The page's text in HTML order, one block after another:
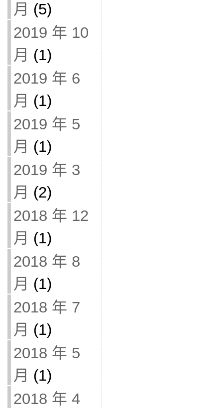
月 (5)
2019 年 10
月 (1)
2019 年 6
月 (1)
2019 年 5
月 (1)
2019 年 3
月 (2)
2018 年 12
月 (1)
2018 年 8
月 (1)
2018 年 7
月 (1)
2018 年 5
月 (1)
2018 年 4